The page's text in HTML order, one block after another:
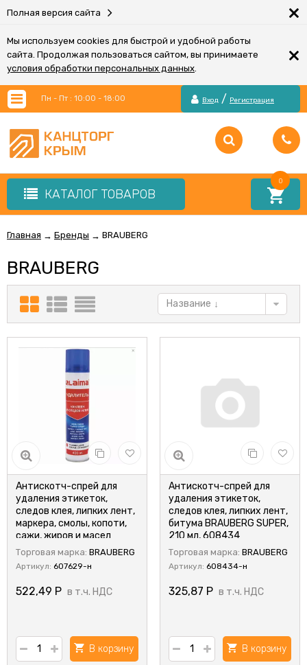
Полная версия сайта ×
Мы используем cookies для быстрой и удобной работы
сайта. Продолжая пользоваться сайтом, вы принимаете
условия обработки персональных данных.
×
Пн - Пт : 10:00 - 18:00 Вход / Регистрация
КАТАЛОГ ТОВАРОВ
0
Главная → Бренды → BRAUBERG
BRAUBERG
Название
Антискотч-cпрей для
удаления этикеток,
следов клея, липких лент,
маркера, смолы, копоти,
сажи, жиров и масел
LAIMA, 400 мл, 607629
Торговая марка: BRAUBERG
Артикул: 607629-н
522,49 Р в т.ч. НДС
В корзину
Антискотч-спрей для
удаления этикеток,
следов клея, липких лент,
битума BRAUBERG SUPER,
210 мл, 608434
Торговая марка: BRAUBERG
Артикул: 608434-н
325,87 Р в т.ч. НДС
В корзину